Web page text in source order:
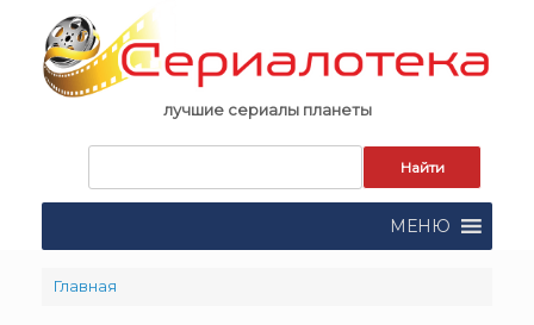
content
лучшие сериалы планеты
поиска:
МЕНЮ
Главная